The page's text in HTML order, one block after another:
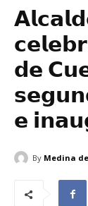
𝗱𝗲
𝗲
By Medina